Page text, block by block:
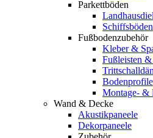
Parkettböden
Schiffsböden
Fußbodenzubehör
Kleber &
Fußleisten
Bodenprofile
Montage- &
Wand & Decke
Akustikpaneele
Dekorpaneele